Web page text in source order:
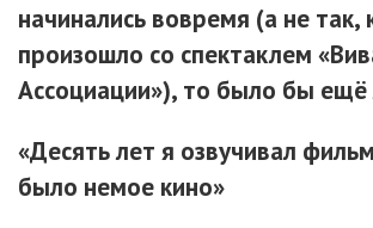
начинались вовремя (а не так,
произошло со спектаклем
Ассоциации»), то было бы ещё
«Десять лет я озвучивал
было немое кино»